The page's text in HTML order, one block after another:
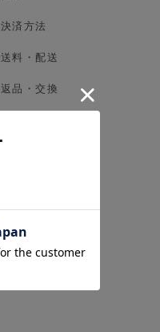
決済方法
送料・配送
返品・交換